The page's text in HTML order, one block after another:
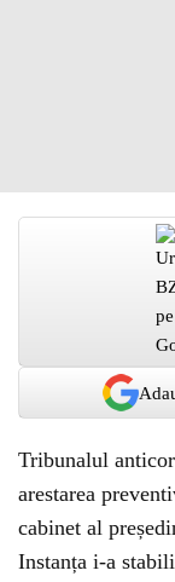
Tribunalul
arestarea
cabinet al
Instanța i-a